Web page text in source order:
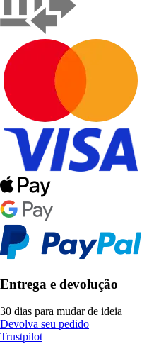
Entrega e devolução
30 dias para mudar de ideia
Devolva seu pedido
Trustpilot